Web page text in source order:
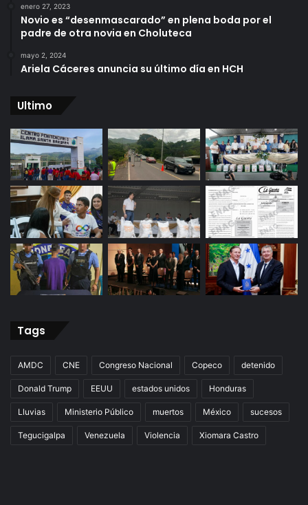
enero 27, 2023
Novio es “desenmascarado” en plena boda por el
padre de otra novia en Choluteca
mayo 2, 2024
Ariela Cáceres anuncia su último día en HCH
Ultimo
Tags
AMDC CNE Congreso Nacional Copeco detenido
Donald Trump EEUU estados unidos Honduras
Lluvias Ministerio Público muertos México sucesos
Tegucigalpa Venezuela Violencia Xiomara Castro